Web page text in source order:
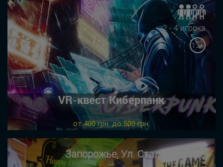
2 - 4 игрока
13+
VR-квест Киберпанк
от 400 грн. до 500 грн.
Запорожье, Ул. Сталеваров 15